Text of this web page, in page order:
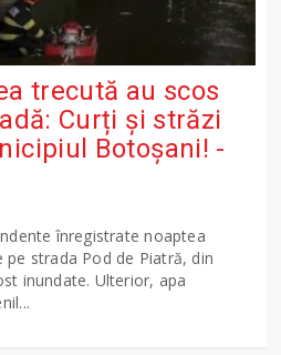
trecută au scos
Curți și străzi
Botoșani! -
înregistrate noaptea
strada Pod de Piatră, din
inundate. Ulterior, apa